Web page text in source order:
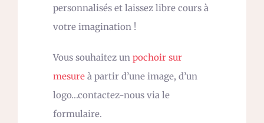
personnalisés et laissez libre cours à
votre imagination !
Vous souhaitez un pochoir sur
mesure à partir d’une image, d’un
logo…contactez-nous via le
formulaire.